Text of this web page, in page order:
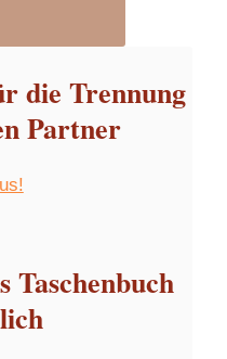
die Trennung
Partner
Taschenbuch